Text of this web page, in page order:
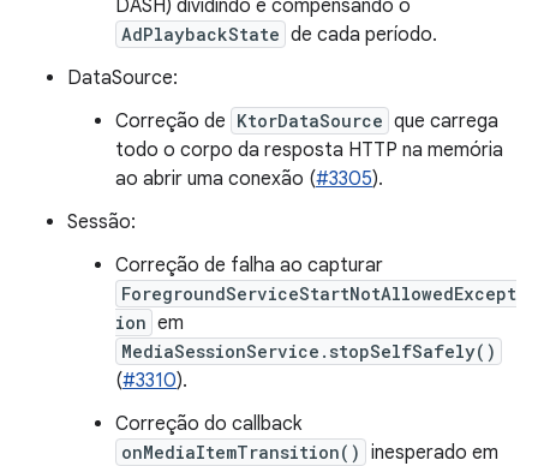
DASH) dividindo e compensando o
AdPlaybackState de cada período.
DataSource:
Correção de KtorDataSource que carrega
todo o corpo da resposta HTTP na memória
ao abrir uma conexão (#3305).
Sessão:
Correção de falha ao capturar
ForegroundServiceStartNotAllowedExcept
ion em
MediaSessionService.stopSelfSafely()
(#3310).
Correção do callback
onMediaItemTransition() inesperado em